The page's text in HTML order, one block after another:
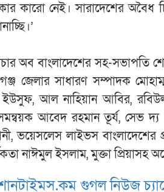
কারো নেই। সারাদেশের অবৈধ
অব বাংলাদেশের সহ-সভাপতি
জেলার সাধারণ সম্পাদক
ইউসুফ, আল নাহিয়ান আবির,
আবেদ রহমান তূর্য, সেভ
ভয়েসলেস লাইভস বাংলাদেশের
নাঈমুল ইসলাম, মুক্তা প্রিয়াসহ
গুগল নিউজ